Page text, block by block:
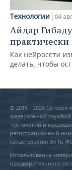
Технологии 04
Айдар
Как нейросети
делать, чтобы
© 2015 - 2026 Сетевое
Федеральной
технологий и
регистрационный
свидетельство Эл №
Использование
предварительного